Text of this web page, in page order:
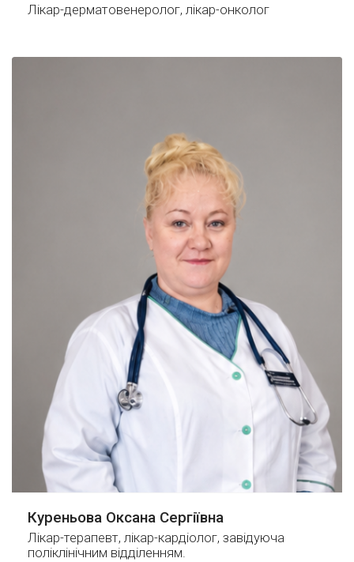
Лікар-дерматовенеролог, лікар-онколог
Куреньова Оксана Сергіївна
Лікар-терапевт, лікар-кардіолог, завідуюча
поліклінічним відділенням.